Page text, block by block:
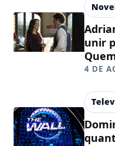
unir
4 DE